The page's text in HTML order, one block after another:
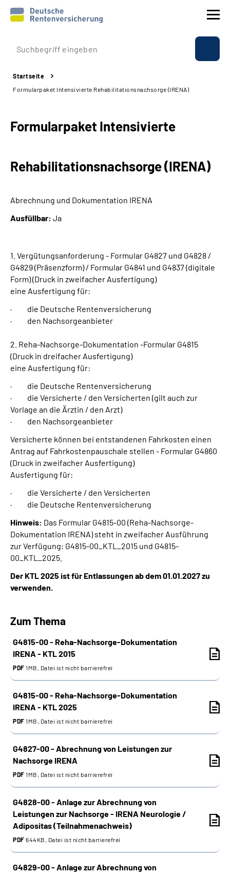
Prävention
Reha
Experten
Über uns & Presse
Suche
Language
Inhalte in Gebärdensprache (DGS)
Mein Kundenportal
Startseite
Formularpaket Intensivierte Rehabilitationsnachsorge (IRENA)
Formularpaket Intensivierte
Rehabilitationsnachsorge (IRENA)
Abrechnung und Dokumentation IRENA
Ausfüllbar: Ja
1. Vergütungsanforderung - Formular G4827 und G4828 /
G4829 (Präsenzform) / Formular G4841 und G4837 (digitale
Form) (Druck in zweifacher Ausfertigung)
eine Ausfertigung für:
· die Deutsche Rentenversicherung
· den Nachsorgeanbieter
2. Reha-Nachsorge-Dokumentation -Formular G4815
(Druck in dreifacher Ausfertigung)
eine Ausfertigung für:
· die Deutsche Rentenversicherung
· die Versicherte / den Versicherten (gilt auch zur
Vorlage an die Ärztin / den Arzt)
· den Nachsorgeanbieter
Versicherte können bei entstandenen Fahrkosten einen
Antrag auf Fahrkostenpauschale stellen - Formular G4860
(Druck in zweifacher Ausfertigung)
Ausfertigung für:
· die Versicherte / den Versicherten
· die Deutsche Rentenversicherung
Hinweis: Das Formular G4815-00 (Reha-Nachsorge-
Dokumentation IRENA) steht in zweifacher Ausführung
zur Verfügung: G4815-00_KTL_2015 und G4815-
00_KTL_2025.
Der KTL 2025 ist für Entlassungen ab dem 01.01.2027 zu
verwenden.
Zum Thema
G4815-00 - Reha-Nachsorge-Dokumentation
IRENA - KTL 2015
PDF 1MB, Datei ist nicht barrierefrei
G4815-00 - Reha-Nachsorge-Dokumentation
IRENA - KTL 2025
PDF 1MB, Datei ist nicht barrierefrei
G4827-00 - Abrechnung von Leistungen zur
Nachsorge IRENA
PDF 1MB, Datei ist nicht barrierefrei
G4828-00 - Anlage zur Abrechnung von
Leistungen zur Nachsorge - IRENA Neurologie /
Adipositas (Teilnahmenachweis)
PDF 644KB, Datei ist nicht barrierefrei
G4829-00 - Anlage zur Abrechnung von